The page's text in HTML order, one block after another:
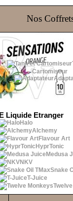
Nos
Cartomiseur
E Liquide Etranger
Halo
Alchemy
Flavour Art
HyprTonic
Medusa
NKV
Snake
T-Juice